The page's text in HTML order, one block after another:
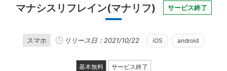
マナシスリフレイン(マナリフ) サービス終了
スマホ リリース日：2021/10/22 iOS android
基本無料 サービス終了